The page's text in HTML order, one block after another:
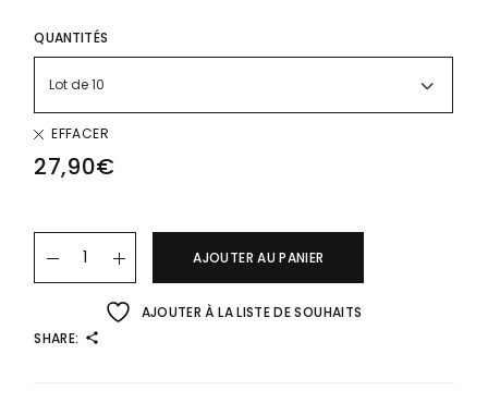
QUANTITÉS
Lot de 10
EFFACER
27,90€
AJOUTER AU PANIER
AJOUTER À LA LISTE DE SOUHAITS
SHARE: